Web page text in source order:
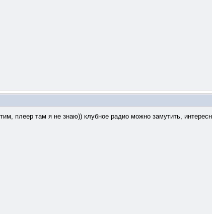
плеер там я не знаю)) клубное радио можно замутить,